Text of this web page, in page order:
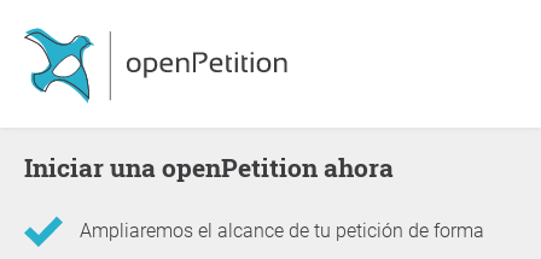
Iniciar una openPetition ahora
Ampliaremos el alcance de tu petición de forma